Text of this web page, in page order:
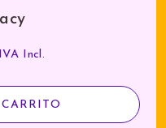
IVA Incl.